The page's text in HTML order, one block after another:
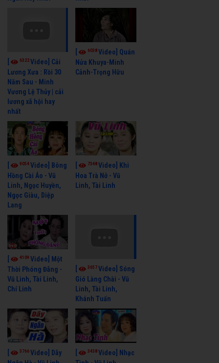
6322Video] Cải
Lương Xưa : Rồi 30
Năm Sau - Minh
Vương Lệ Thủy | cải
lương xã hội hay
nhất
6038Video] Quán
Nửa Khuya-Minh
Cảnh-Trọng Hữu
9054Video] Bông
Hồng Cài Áo - Vũ
Linh, Ngọc Huyền,
Ngọc Giàu, Diệp
Lang
7348Video] Khi
Hoa Trà Nở - Vũ
Linh, Tài Linh
4109 Video] Một
Thời Phóng Đãng -
Vũ Linh, Tài Linh,
Chí Linh
3657Video] Sóng
Gió Làng Chài - Vũ
Linh, Tài Linh,
Khánh Tuấn
3766Video] Dãy
3438Video] Nhạc